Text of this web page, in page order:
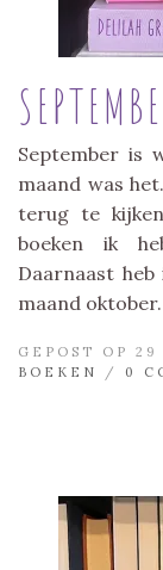
September is
maand was
terug te
boeken ik
Daarnaast
maand
GEPOST OP
BOEKEN
/ 0